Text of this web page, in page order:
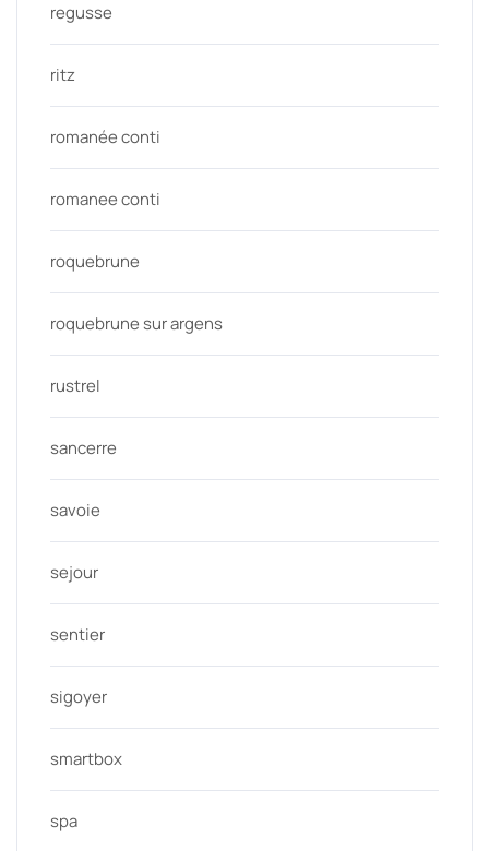
regusse
ritz
romanée conti
romanee conti
roquebrune
roquebrune sur argens
rustrel
sancerre
savoie
sejour
sentier
sigoyer
smartbox
spa